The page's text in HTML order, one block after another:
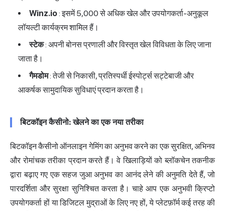
Winz.io: इसमें 5,000 से अधिक खेल और उपयोगकर्ता-अनुकूल
लॉयल्टी कार्यक्रम शामिल हैं।
स्टेक: अपनी बोनस प्रणाली और विस्तृत खेल विविधता के लिए जाना
जाता है।
गैमडोम: तेजी से निकासी, प्रतिस्पर्धी ईस्पोर्ट्स सट्टेबाजी और
आकर्षक सामुदायिक सुविधाएं प्रदान करता है।
बिटकॉइन कैसीनो: खेलने का एक नया तरीका
बिटकॉइन कैसीनो ऑनलाइन गेमिंग का अनुभव करने का एक सुरक्षित, अभिनव
और रोमांचक तरीका प्रदान करते हैं। वे खिलाड़ियों को ब्लॉकचेन तकनीक
द्वारा बढ़ाए गए एक सहज जुआ अनुभव का आनंद लेने की अनुमति देते हैं, जो
पारदर्शिता और सुरक्षा सुनिश्चित करता है। चाहे आप एक अनुभवी क्रिप्टो
उपयोगकर्ता हों या डिजिटल मुद्राओं के लिए नए हों, ये प्लेटफ़ॉर्म कई तरह की